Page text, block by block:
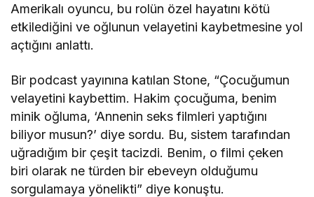
Amerikalı oyuncu, bu rolün özel hayatını kötü
etkilediğini ve oğlunun velayetini kaybetmesine yol
açtığını anlattı.
Bir podcast yayınına katılan Stone, “Çocuğumun
velayetini kaybettim. Hakim çocuğuma, benim
minik oğluma, ‘Annenin seks filmleri yaptığını
biliyor musun?’ diye sordu. Bu, sistem tarafından
uğradığım bir çeşit tacizdi. Benim, o filmi çeken
biri olarak ne türden bir ebeveyn olduğumu
sorgulamaya yönelikti” diye konuştu.